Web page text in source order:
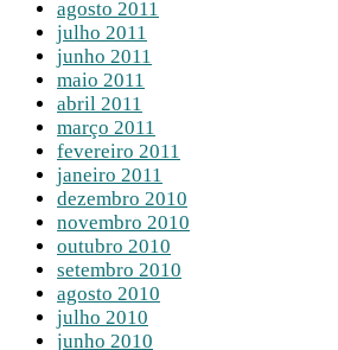
agosto 2011
julho 2011
junho 2011
maio 2011
abril 2011
março 2011
fevereiro 2011
janeiro 2011
dezembro 2010
novembro 2010
outubro 2010
setembro 2010
agosto 2010
julho 2010
junho 2010